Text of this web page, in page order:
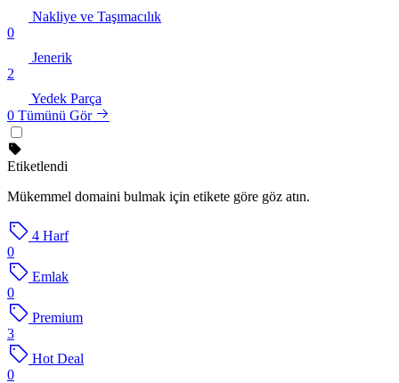
Nakliye ve Taşımacılık
0
Jenerik
2
Yedek Parça
0 Tümünü Gör
Etiketlendi
Mükemmel domaini bulmak için etikete göre göz atın.
4 Harf
0
Emlak
0
Premium
3
Hot Deal
0